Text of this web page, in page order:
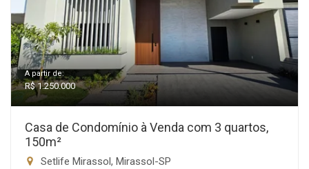
A partir de:
R$ 1.250.000
Casa de Condomínio à Venda com 3 quartos,
150m²
Setlife Mirassol, Mirassol-SP